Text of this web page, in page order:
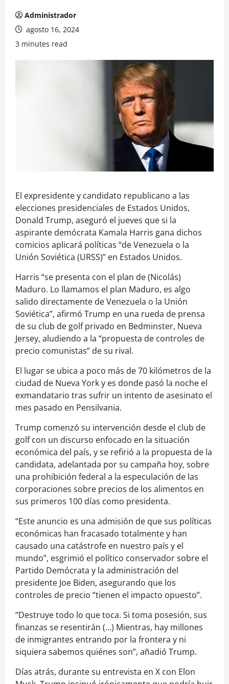
Administrador
agosto 16, 2024
3 minutes read
El expresidente y candidato republicano a las
elecciones presidenciales de Estados Unidos,
Donald Trump, aseguró el jueves que si la
aspirante demócrata Kamala Harris gana dichos
comicios aplicará políticas “de Venezuela o la
Unión Soviética (URSS)” en Estados Unidos.
Harris “se presenta con el plan de (Nicolás)
Maduro. Lo llamamos el plan Maduro, es algo
salido directamente de Venezuela o la Unión
Soviética”, afirmó Trump en una rueda de prensa
de su club de golf privado en Bedminster, Nueva
Jersey, aludiendo a la “propuesta de controles de
precio comunistas” de su rival.
El lugar se ubica a poco más de 70 kilómetros de la
ciudad de Nueva York y es donde pasó la noche el
exmandatario tras sufrir un intento de asesinato el
mes pasado en Pensilvania.
Trump comenzó su intervención desde el club de
golf con un discurso enfocado en la situación
económica del país, y se refirió a la propuesta de la
candidata, adelantada por su campaña hoy, sobre
una prohibición federal a la especulación de las
corporaciones sobre precios de los alimentos en
sus primeros 100 días como presidenta.
“Este anuncio es una admisión de que sus políticas
económicas han fracasado totalmente y han
causado una catástrofe en nuestro país y el
mundo”, esgrimió el político conservador sobre el
Partido Demócrata y la administración del
presidente Joe Biden, asegurando que los
controles de precio “tienen el impacto opuesto”.
“Destruye todo lo que toca. Si toma posesión, sus
finanzas se resentirán (…) Mientras, hay millones
de inmigrantes entrando por la frontera y ni
siquiera sabemos quiénes son”, añadió Trump.
Días atrás, durante su entrevista en X con Elon